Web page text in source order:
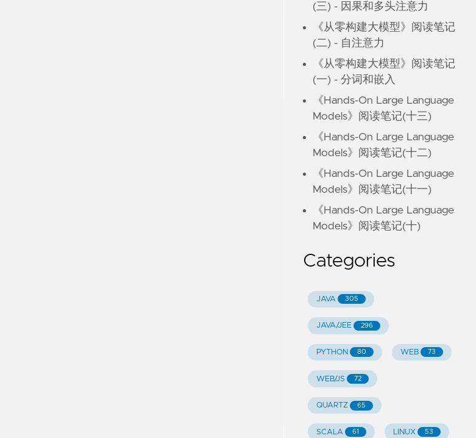
(三) - 因果和多头注意力
《从零构建大模型》阅读笔记
(二) - 自注意力
《从零构建大模型》阅读笔记
(一) - 分词和嵌入
《Hands-On Large Language
Models》阅读笔记(十三)
《Hands-On Large Language
Models》阅读笔记(十二)
《Hands-On Large Language
Models》阅读笔记(十一)
《Hands-On Large Language
Models》阅读笔记(十)
Categories
JAVA 305
JAVA/JEE 296
PYTHON 80 WEB 73
WEB/JS 72
QUARTZ 65
SCALA 61 LINUX 53